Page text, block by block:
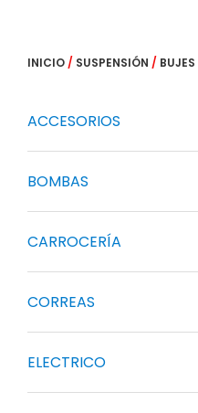
INICIO / SUSPENSIÓN / BUJES
ACCESORIOS
BOMBAS
CARROCERÍA
CORREAS
ELECTRICO